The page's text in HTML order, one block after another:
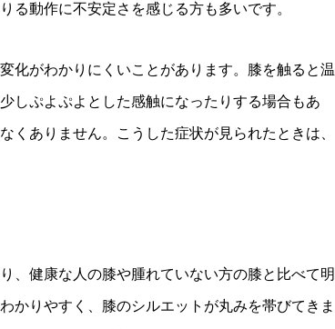
る動作に不安定さを感じる方も多いです。
化がわかりにくいことがあります。膝を触ると温
しぷよぷよとした感触になったりする場合もあ
くありません。こうした症状が見られたときは、
、健康な人の膝や腫れていない方の膝と比べて明
かりやすく、膝のシルエットが丸みを帯びてきま